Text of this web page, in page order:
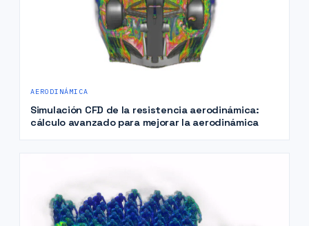
AERODINÁMICA
Simulación CFD de la resistencia aerodinámica:
cálculo avanzado para mejorar la aerodinámica